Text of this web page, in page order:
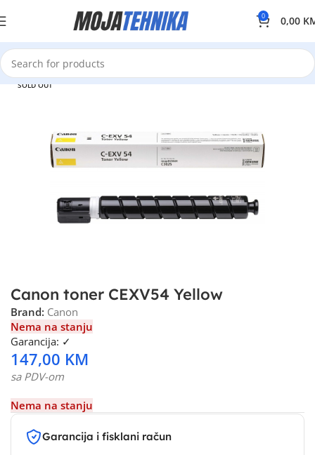
0 0,00
SOLD OUT
Canon toner CEXV54 Yellow
Brand: Canon
Nema na stanju
Garancija: ✓
147,00 KM
sa PDV-om
Nema na stanju
Garancija i fisklani račun